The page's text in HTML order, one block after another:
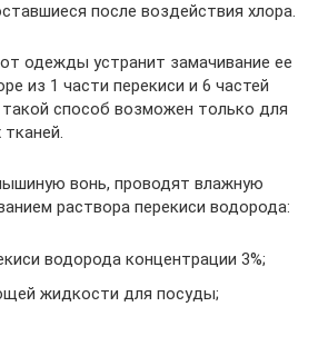
после воздействия хлора.
одежды устранит замачивание ее
из 1 части перекиси и 6 частей
способ возможен только для
вонь, проводят влажную
раствора перекиси водорода:
водорода концентрации 3%;
жидкости для посуды;